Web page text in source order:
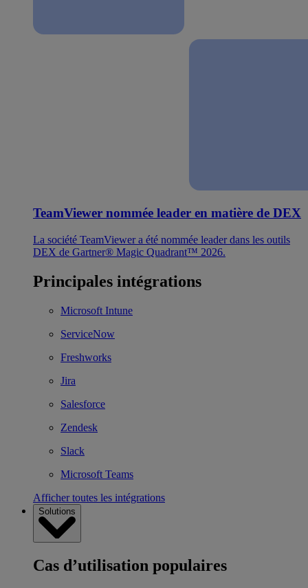
TeamViewer nommée leader en matière de DEX
La société TeamViewer a été nommée leader dans les outils
DEX de Gartner® Magic Quadrant™ 2026.
Principales intégrations
Microsoft Intune
ServiceNow
Freshworks
Jira
Salesforce
Zendesk
Slack
Microsoft Teams
Afficher toutes les intégrations
Solutions
Cas d’utilisation populaires